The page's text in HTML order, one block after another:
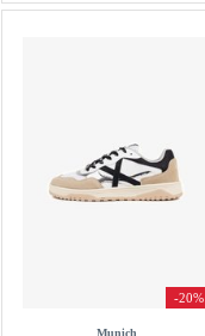
-20%
Munich